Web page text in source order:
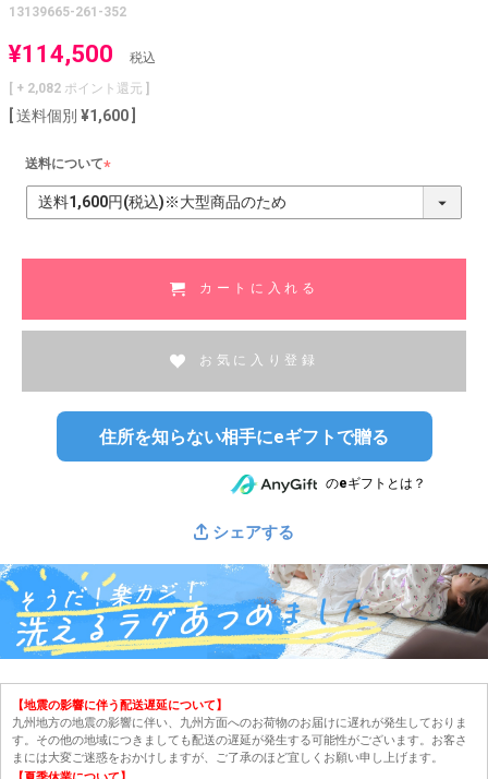
13139665-261-352
¥114,500
税込
[ + 2,082 ポイント還元 ]
送料個別 ¥1,600
送料について
(
必
カートに入れる
お気に入り登録
住所を知らない相手にeギフトで贈る
のeギフトとは？
シェアする
【地震の影響に伴う配送遅延について】
九州地方の地震の影響に伴い、九州方面へのお荷物のお届けに遅れが発生しておりま
す。その他の地域につきましても配送の遅延が発生する可能性がございます。お客さ
まには大変ご迷惑をおかけしますが、ご了承のほど宜しくお願い申し上げます。